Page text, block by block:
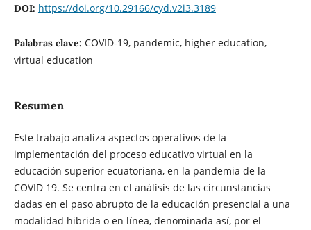
DOI: https://doi.org/10.29166/cyd.v2i3.3189
Palabras clave: COVID-19, pandemic, higher education,
virtual education
Resumen
Este trabajo analiza aspectos operativos de la
implementación del proceso educativo virtual en la
educación superior ecuatoriana, en la pandemia de la
COVID 19. Se centra en el análisis de las circunstancias
dadas en el paso abrupto de la educación presencial a una
modalidad hibrida o en línea, denominada así, por el